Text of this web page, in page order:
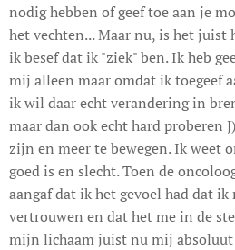
nodig hebben of geef toe aan je
het vechten... Maar nu, is het juist
ik besef dat ik "ziek" ben. Ik heb
mij alleen maar omdat ik toegeef
ik wil daar echt verandering in
maar dan ook echt hard proberen
zijn en meer te bewegen. Ik weet
goed is en slecht. Toen de
aangaf dat ik het gevoel had dat
vertrouwen en dat het me in de
mijn lichaam juist nu mij